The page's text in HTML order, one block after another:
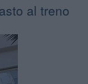
al treno